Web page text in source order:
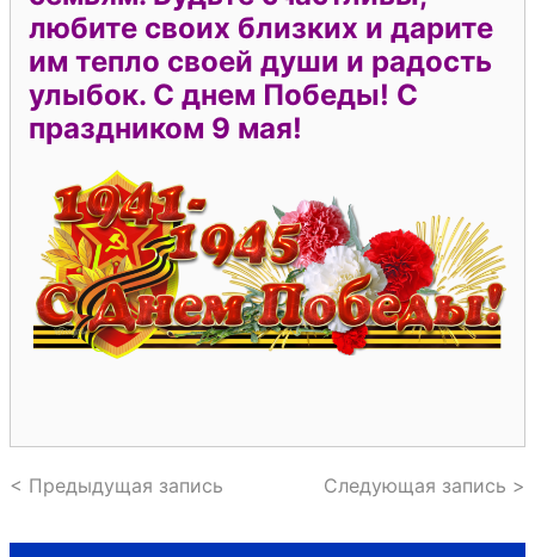
любите своих близких и дарите
им тепло своей души и радость
улыбок. С днем Победы! С
праздником 9 мая!
< Предыдущая запись Следующая запись >